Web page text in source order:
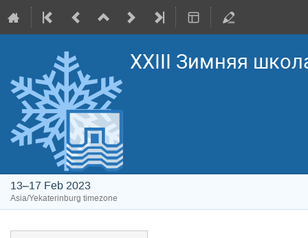
XXIII Зимняя
13–17 Feb 2023
Asia/Yekaterinburg timezone